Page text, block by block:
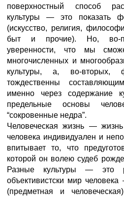
поверхностный способ
культуры — это показать
(искусство, религия,
быт и прочие). Но, во-
уверенности, что мы
многочисленных и
культуры, а, во-вторых,
тождественны
именно через содержание
предель­ные основы
“сокровенные недра”.
Человеческая жизнь —
человека индивидуален и
впитывает то, что
которой он волею судеб
Разные культуры — это
объективистски мир
(предметная и